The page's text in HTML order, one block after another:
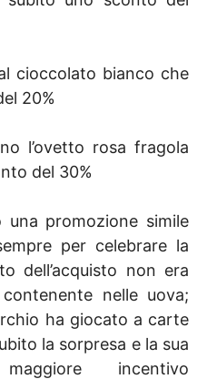
cioccolato bianco che
20%
l’ovetto rosa fragola
del 30%
promozione simile
per celebrare la
dell’acquisto non era
nelle uova;
ha giocato a carte
la sorpresa e la sua
incentivo